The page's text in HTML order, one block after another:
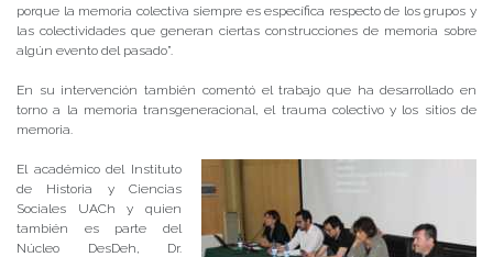
porque la memoria colectiva siempre es específica respecto de los grupos y
las colectividades que generan ciertas construcciones de memoria sobre
algún evento del pasado”.
En su intervención también comentó el trabajo que ha desarrollado en
torno a la memoria transgeneracional, el trauma colectivo y los sitios de
memoria.
El académico del Instituto
de Historia y Ciencias
Sociales UACh y quien
también es parte del
Núcleo DesDeh, Dr.